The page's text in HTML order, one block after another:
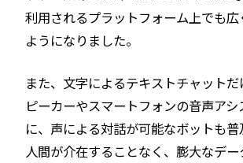
利用されるプラットフォーム上でも広
ようになりました。
また、文字によるテキストチャット
ピーカーやスマートフォンの音声ア
に、声による対話が可能なボットも普
人間が介在することなく、膨大なデ